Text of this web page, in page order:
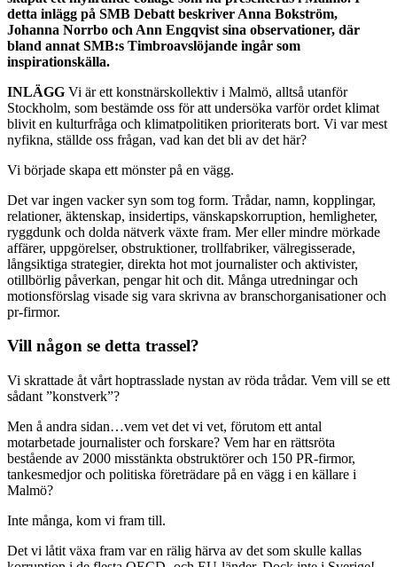
detta inlägg på SMB Debatt beskriver Anna Bokström,
Johanna Norrbo och Ann Engqvist sina observationer, där
bland annat SMB:s Timbroavslöjande ingår som
inspirationskälla.
INLÄGG Vi är ett konstnärskollektiv i Malmö, alltså utanför
Stockholm, som bestämde oss för att undersöka varför ordet klimat
blivit en kulturfråga och klimatpolitiken prioriterats bort. Vi var mest
nyfikna, ställde oss frågan, vad kan det bli av det här?
Vi började skapa ett mönster på en vägg.
Det var ingen vacker syn som tog form. Trådar, namn, kopplingar,
relationer, äktenskap, insidertips, vänskapskorruption, hemligheter,
ryggdunk och dolda nätverk växte fram. Mer eller mindre mörkade
affärer, uppgörelser, obstruktioner, trollfabriker, välregisserade,
långsiktiga strategier, direkta hot mot journalister och aktivister,
otillbörlig påverkan, pengar hit och dit. Många utredningar och
motionsförslag visade sig vara skrivna av branschorganisationer och
pr-firmor.
Vill någon se detta trassel?
Vi skrattade åt vårt hoptrasslade nystan av röda trådar. Vem vill se ett
sådant ”konstverk”?
Men å andra sidan…vem vet det vi vet, förutom ett antal
motarbetade journalister och forskare? Vem har en rättsröta
bestående av 2000 misstänkta obstruktörer och 150 PR-firmor,
tankesmedjor och politiska företrädare på en vägg i en källare i
Malmö?
Inte många, kom vi fram till.
Det vi låtit växa fram var en rälig härva av det som skulle kallas